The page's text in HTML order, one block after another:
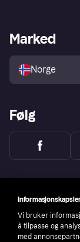
Utforsk butikker
Merchant portal
Marked
Norge
Følg
Vi bruker
å tilpasse og
med